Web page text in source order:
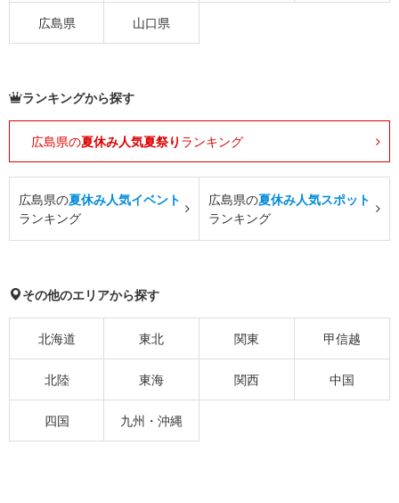
広島県 山口県
ランキングから探す
広島県の夏休み人気夏祭り ランキング
広島県の夏休み人気イベント
ランキング
広島県の夏休み人気スポット
ランキング
その他のエリアから探す
北海道 東北 関東 甲信越
北陸 東海 関西 中国
四国 九州・沖縄